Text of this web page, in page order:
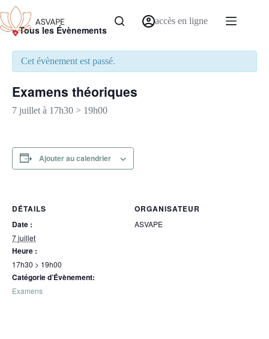
accès en ligne
« Tous les Évènements
Cet évènement est passé.
Examens théoriques
7 juillet à 17h30 > 19h00
Ajouter au calendrier
DÉTAILS
Date :
7 juillet
Heure :
17h30 > 19h00
Catégorie d’Évènement:
Examens
ORGANISATEUR
ASVAPE